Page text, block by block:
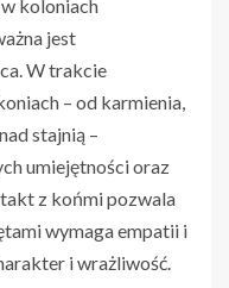
koloniach
jest
W trakcie
– od karmienia,
stajnią –
umiejętności oraz
z końmi pozwala
wymaga empatii i
i wrażliwość.